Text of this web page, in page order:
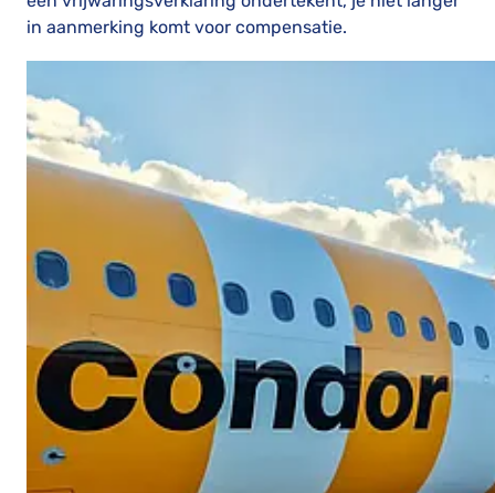
in aanmerking komt voor compensatie.